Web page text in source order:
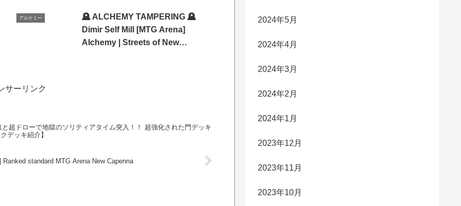
アルケミー
🪦 ALCHEMY TAMPERING 🪦
Dimir Self Mill [MTG Arena]
Alchemy | Streets of New
サーリンク
超ドローで地獄のソリティアタイム突入！！ 超強化された門デッキ
デッキ紹介】
standard MTG Arena New Capenna
2024年5月
2024年4月
2024年3月
2024年2月
2024年1月
2023年12月
2023年11月
2023年10月